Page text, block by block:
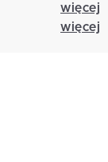
więcej
więcej